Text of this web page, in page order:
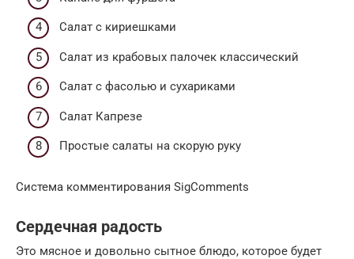
Салат с кириешками
Салат из крабовых палочек классический
Салат с фасолью и сухариками
Салат Капрезе
Простые салаты на скорую руку
Система комментирования SigComments
Сердечная радость
Это мясное и довольно сытное блюдо, которое будет